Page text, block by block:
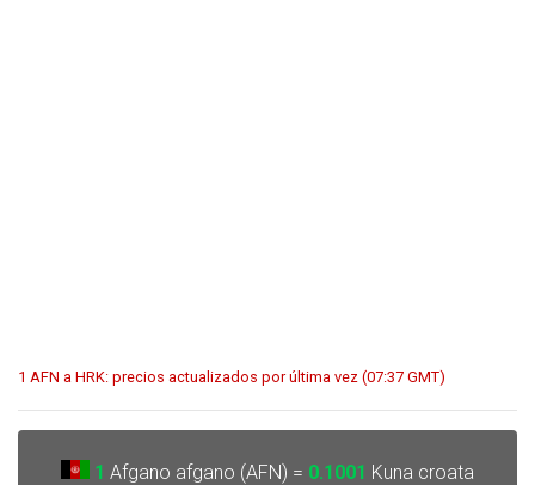
1 AFN a HRK: precios actualizados por última vez (07:37 GMT)
1 Afgano afgano (AFN) = 0.1001 Kuna croata